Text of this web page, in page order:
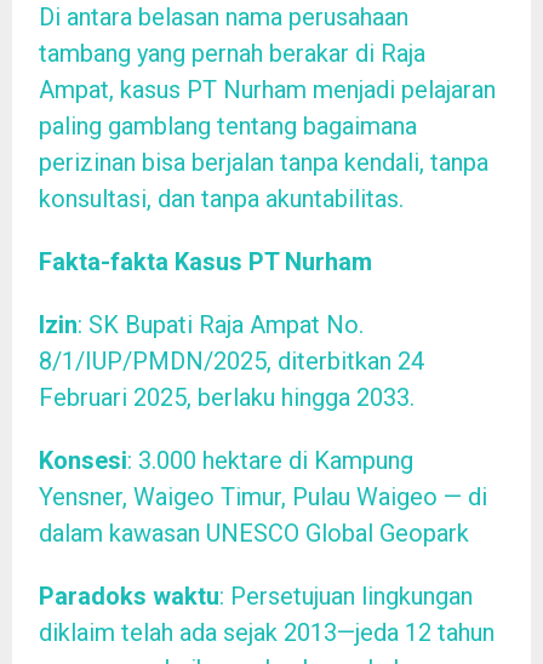
Di antara belasan nama perusahaan
tambang yang pernah berakar di Raja
Ampat, kasus PT Nurham menjadi pelajaran
paling gamblang tentang bagaimana
perizinan bisa berjalan tanpa kendali, tanpa
konsultasi, dan tanpa akuntabilitas.
Fakta-fakta Kasus PT Nurham
Izin: SK Bupati Raja Ampat No.
8/1/IUP/PMDN/2025, diterbitkan 24
Februari 2025, berlaku hingga 2033.
Konsesi: 3.000 hektare di Kampung
Yensner, Waigeo Timur, Pulau Waigeo — di
dalam kawasan UNESCO Global Geopark
Paradoks waktu: Persetujuan lingkungan
diklaim telah ada sejak 2013—jeda 12 tahun